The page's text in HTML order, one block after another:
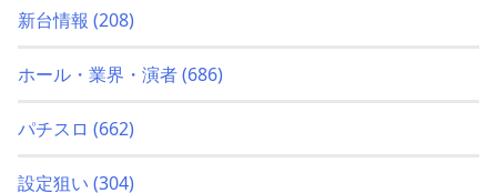
新台情報 (208)
ホール・業界・演者(686)
パチスロ (662)
設定狙い (304)